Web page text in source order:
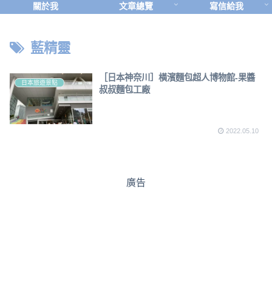
關於我 文章總覽 寫信給我
藍精靈
日本旅遊景點
［日本神奈川］橫濱麵包超人博物館-果醬
叔叔麵包工廠
2022.05.10
廣告